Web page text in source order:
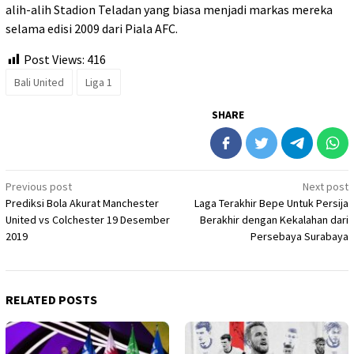
alih-alih Stadion Teladan yang biasa menjadi markas mereka
selama edisi 2009 dari Piala AFC.
Post Views: 416
Bali United Liga 1
SHARE
Post
navigation
Previous post
Prediksi Bola Akurat Manchester
United vs Colchester 19 Desember
2019
Next post
Laga Terakhir Bepe Untuk Persija
Berakhir dengan Kekalahan dari
Persebaya Surabaya
RELATED POSTS